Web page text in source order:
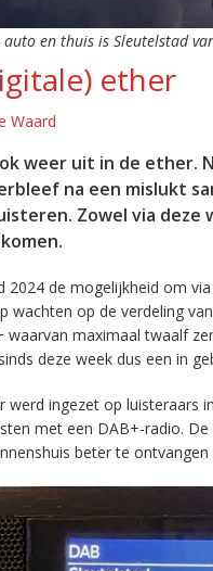
auto en thuis is Sleutelstad
ether
Waard
weer uit in de ether.
na een mislukt
Zowel via deze
de mogelijkheid om
op de verdeling
maximaal twaalf
deze week dus een in
ingezet op luisteraars
met een DAB+-radio.
beter te ontvangen